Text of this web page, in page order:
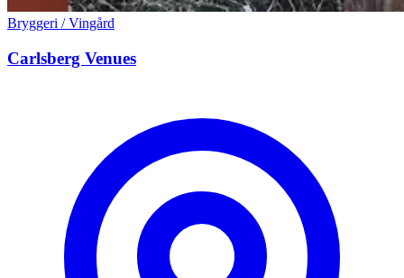
Bryggeri / Vingård
Carlsberg Venues